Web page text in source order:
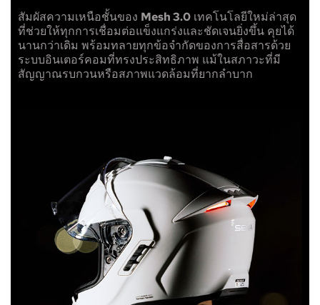
สัมผัสความเหนือชั้นของ Mesh 3.0 เทคโนโลยีใหม่ล่าสุด
ที่ช่วยให้ทุกการเชื่อมต่อแข็งแกร่งและชัดเจนยิ่งขึ้น คุยได้
นานกว่าเดิม พร้อมทลายทุกข้อจำกัดของการสื่อสารด้วย
ระบบอินเตอร์คอมที่ทรงประสิทธิภาพ แม้ในสภาวะที่มี
สัญญาณรบกวนหรือสภาพแวดล้อมที่ยากลำบาก